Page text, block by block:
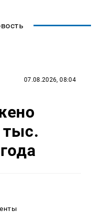
07.08.2026, 08:04
тыс.